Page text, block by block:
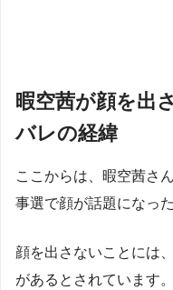
暇空茜が顔を出
バレの経緯
ここからは、暇空茜さ
事選で顔が話題になっ
顔を出さないことには
があるとされています。